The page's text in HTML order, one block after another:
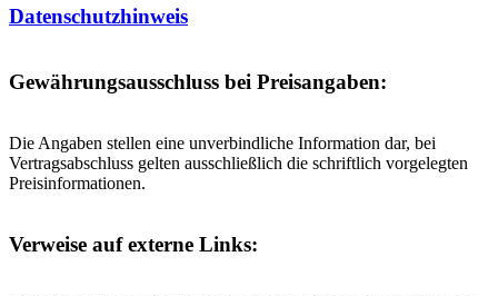
Datenschutzhinweis
Gewährungsausschluss bei Preisangaben:
Die Angaben stellen eine unverbindliche Information dar, bei
Vertragsabschluss gelten ausschließlich die schriftlich vorgelegten
Preisinformationen.
Verweise auf externe Links: